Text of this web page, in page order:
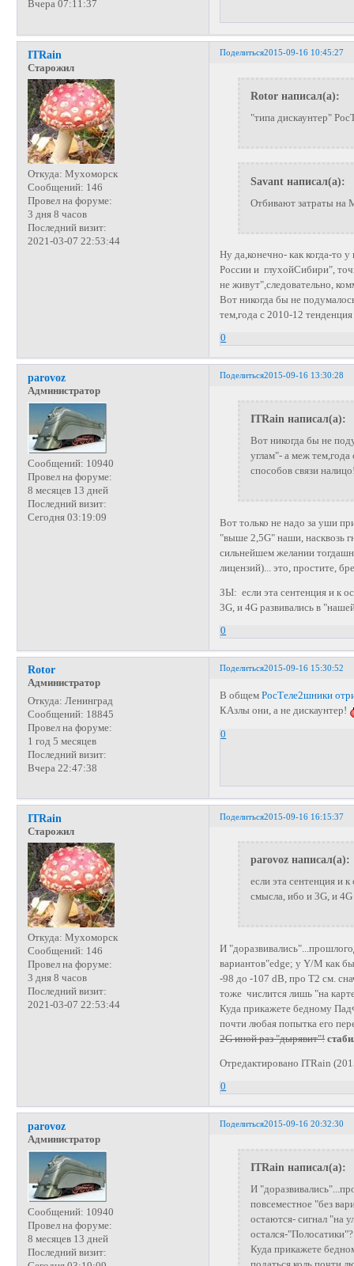
Вчера 07:11:37
Поделиться2015-09-16 10:45:27
ITRain
Старожил
Откуда: Мухоморск
Сообщений: 146
Провел на форуме:
3 дня 8 часов
Последний визит:
2021-03-07 22:53:44
Rotor написал(а):
"типа дискаунтер"
Savant написал(а):
Отбивают затраты на
Ну да,конечно- как когда-то
России и глухойСибири",
не живут",следовательно,
Вот никогда бы не
тем,года с 2010-12
0
Поделиться2015-09-16 13:30:28
parovoz
Администратор
Сообщений: 10940
Провел на форуме:
8 месяцев 13 дней
Последний визит:
Сегодня 03:19:09
ITRain написал(а):
Вот никогда бы не
углам"- а меж
способов связи
Вот только не надо за уши
"выше 2,5G" наши, насквозь
сильнейшем желании
лицензий)... это, простите,
ЗЫ: если эта сентенция и к
3G, и 4G развивались в
0
Поделиться2015-09-16 15:30:52
Rotor
Администратор
Откуда: Ленинград
Сообщений: 18845
Провел на форуме:
1 год 5 месяцев
Последний визит:
Вчера 22:47:38
В общемРосТеле2шники
КАзлы они, а не дискаунтер!
0
Поделиться2015-09-16 16:15:37
ITRain
Старожил
Откуда: Мухоморск
Сообщений: 146
Провел на форуме:
3 дня 8 часов
Последний визит:
2021-03-07 22:53:44
parovoz написал(а):
если эта сентенция и
смысла, ибо и 3G, и
И
вариантов"edge; у Y/M как
-98 до -107 dB, про Т2 см.
тоже числится лишь "на
Куда прикажете бедному
почти любая попытка его
2G иной раз "дырявит"!
Отредактировано ITRain
0
Поделиться2015-09-16 20:32:30
parovoz
Администратор
Сообщений: 10940
Провел на форуме:
8 месяцев 13 дней
Последний визит:
ITRain написал(а):
И
повсеместное "без
остаются- сигнал "на
остался-
Куда прикажете